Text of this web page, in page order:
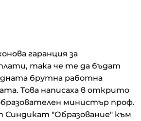
гаранция за
така че те да бъдат
брутна работна
Това написаха в открито
министър проф.
Синдикат "Образование" към